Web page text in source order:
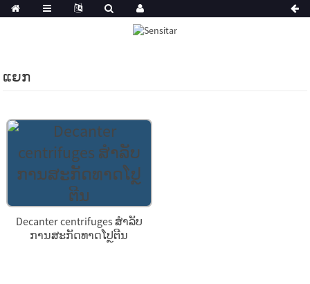
ແຍກ
Decanter centrifuges ສໍາລັບ
ການສະກັດທາດໂປຼຕີນ